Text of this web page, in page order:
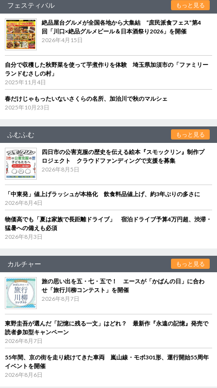
フェスティバル もっと見る
絶品屋台グルメが全国各地から大集結 “庶民派食フェス”第4
回「川口×絶品グルメビール＆日本酒祭り2026」を開催
2026年4月15日
自分で収穫した秋野菜を使って芋煮作りを体験 埼玉県加須市の「ファミリー
ランドむさしの村」
2025年11月4日
春だけじゃもったいないさくらの名所、加治川で秋のマルシェ
2025年10月23日
ふむふむ もっと見る
四日市の公害克服の歴史を伝える絵本『スモックリン』制作プ
ロジェクト クラウドファンディングで支援を募集
2026年8月5日
「中東発」値上げラッシュが本格化 飲食料品値上げ、約3年ぶりの多さに
2026年8月4日
物価高でも「夏は家族で長距離ドライブ」 宿泊ドライブ予算4万円超、渋滞・
猛暑への備えも必須
2026年8月3日
カルチャー もっと見る
旅の思い出を五・七・五で！ エースが「かばんの日」に合わ
せ「旅行川柳コンテスト」を開催
2026年8月7日
東野圭吾が選んだ「記憶に残る一文」はどれ？ 最新作『永遠の記憶』発売で
読者参加型キャンペーン
2026年8月7日
55年間、京の街を走り続けてきた車両 嵐山線・モボ301形、運行開始55周年
イベントを開催
2026年8月6日